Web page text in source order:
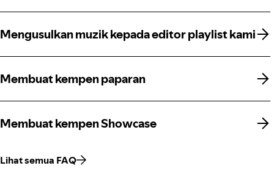
Mengusulkan muzik kepada editor playlist kami
Mengusulkan muzik kepada editor playlist kami
Membuat kempen paparan
Membuat kempen paparan
Membuat kempen Showcase
Membuat kempen Showcase
Lihat semua FAQ